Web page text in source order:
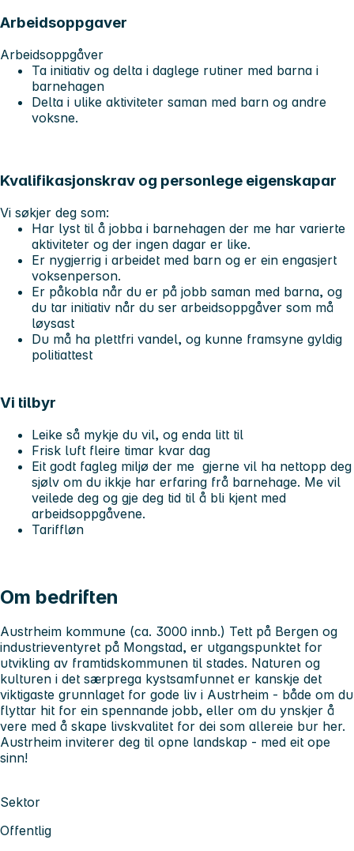
Arbeidsoppgaver
Arbeidsoppgåver
Ta initiativ og delta i daglege rutiner med barna i
barnehagen
Delta i ulike aktiviteter saman med barn og andre
voksne.
Kvalifikasjonskrav og personlege eigenskapar
Vi søkjer deg som:
Har lyst til å jobba i barnehagen der me har varierte
aktiviteter og der ingen dagar er like.
Er nygjerrig i arbeidet med barn og er ein engasjert
voksenperson.
Er påkobla når du er på jobb saman med barna, og
du tar initiativ når du ser arbeidsoppgåver som må
løysast
Du må ha plettfri vandel, og kunne framsyne gyldig
politiattest
Vi tilbyr
Leike så mykje du vil, og enda litt til
Frisk luft fleire timar kvar dag
Eit godt fagleg miljø der me gjerne vil ha nettopp deg
sjølv om du ikkje har erfaring frå barnehage. Me vil
veilede deg og gje deg tid til å bli kjent med
arbeidsoppgåvene.
Tariffløn
Om bedriften
Austrheim kommune (ca. 3000 innb.) Tett på Bergen og
industrieventyret på Mongstad, er utgangspunktet for
utvikling av framtidskommunen til stades. Naturen og
kulturen i det særprega kystsamfunnet er kanskje det
viktigaste grunnlaget for gode liv i Austrheim - både om du
flyttar hit for ein spennande jobb, eller om du ynskjer å
vere med å skape livskvalitet for dei som allereie bur her.
Austrheim inviterer deg til opne landskap - med eit ope
sinn!
Sektor
Offentlig